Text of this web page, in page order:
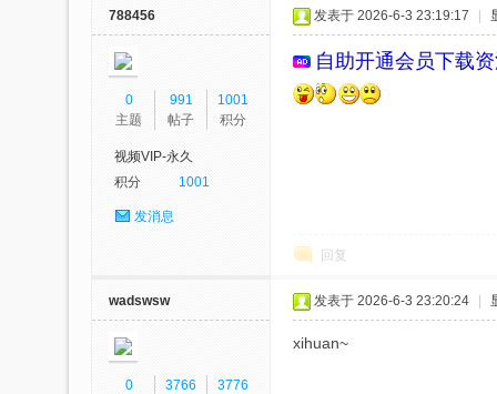
788456
0
主题
991
帖子
1001
积分
视频VIP-永久
积分
1001
发消息
发表于 2026-6-3 23:19:17
自助开通会员下载
回复
wadswsw
0
3766
3776
发表于 2026-6-3 23:20:24
xihuan~